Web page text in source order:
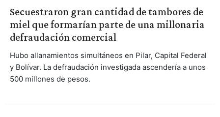
Secuestraron gran cantidad de tambores de
miel que formarían parte de una millonaria
defraudación comercial
Hubo allanamientos simultáneos en Pilar, Capital Federal
y Bolívar. La defraudación investigada ascendería a unos
500 millones de pesos.